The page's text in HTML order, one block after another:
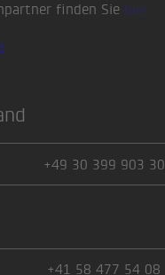
finden Sie hier
+49 30 399 903 30
+41 58 477 54 08